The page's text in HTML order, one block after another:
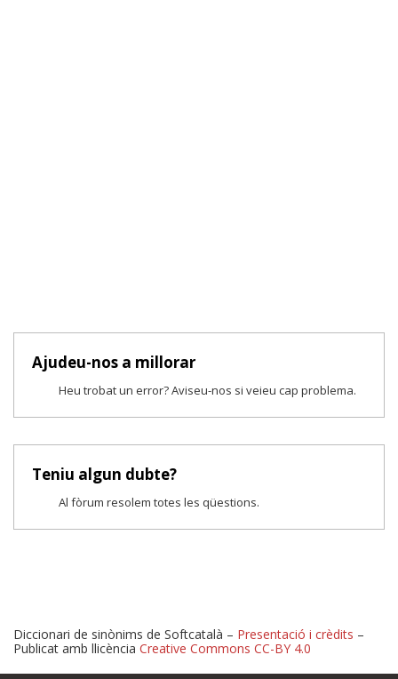
Ajudeu-nos a millorar
Heu trobat un error? Aviseu-nos si veieu cap problema.
Teniu algun dubte?
Al fòrum resolem totes les qüestions.
Diccionari de sinònims de Softcatalà – Presentació i crèdits –
Publicat amb llicència Creative Commons CC-BY 4.0